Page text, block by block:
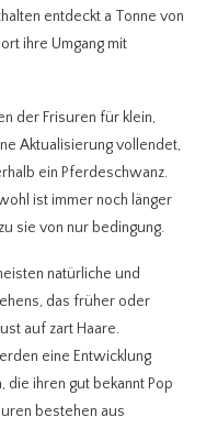
entdeckt a Tonne von
ihre Umgang mit
der Frisuren für klein,
Aktualisierung vollendet,
ein Pferdeschwanz.
ist immer noch länger
sie von nur bedingung.
natürliche und
das früher oder
auf zart Haare.
eine Entwicklung
die ihren gut bekannt Pop
bestehen aus